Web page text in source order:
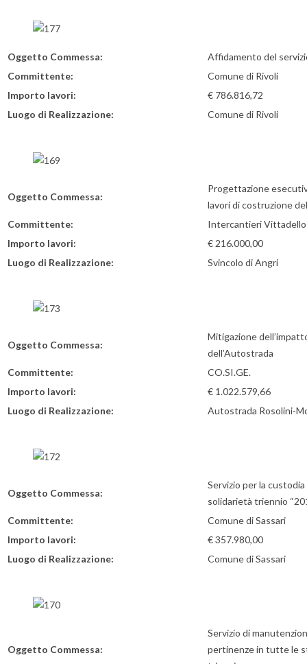
Oggetto Commessa:
Affidamento del
Committente:
Comune di Rivoli
Importo lavori:
€ 786.816,72
Luogo di Realizzazione:
Comune di Rivoli
Oggetto Commessa:
Progettazione
lavori di costruzione
Committente:
Intercantieri Vittadello
Importo lavori:
€ 216.000,00
Luogo di Realizzazione:
Svincolo di Angri
Oggetto Commessa:
Mitigazione
dell’Autostrada
Committente:
CO.SI.GE.
Importo lavori:
€ 1.022.579,66
Luogo di Realizzazione:
Autostrada Rosolini-
Oggetto Commessa:
Servizio per la
solidarietà triennio
Committente:
Comune di Sassari
Importo lavori:
€ 357.980,00
Luogo di Realizzazione:
Comune di Sassari
Oggetto Commessa:
Servizio di
pertinenze in tutte le